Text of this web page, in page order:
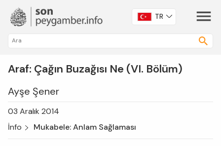
TR
Araf: Çağın Buzağısı Ne (VI. Bölüm)
Ayşe Şener
03 Aralık 2014
İnfo
Mukabele: Anlam Sağlaması